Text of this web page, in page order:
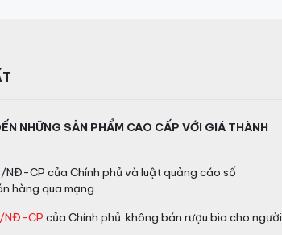
NHỮNG SẢN PHẨM CAO CẤP VỚI GIÁ THÀNH
NĐ-CP của Chính phủ và luật quảng cáo số
hàng qua mạng.
NĐ-CP của Chính phủ: không bán rượu bia cho người